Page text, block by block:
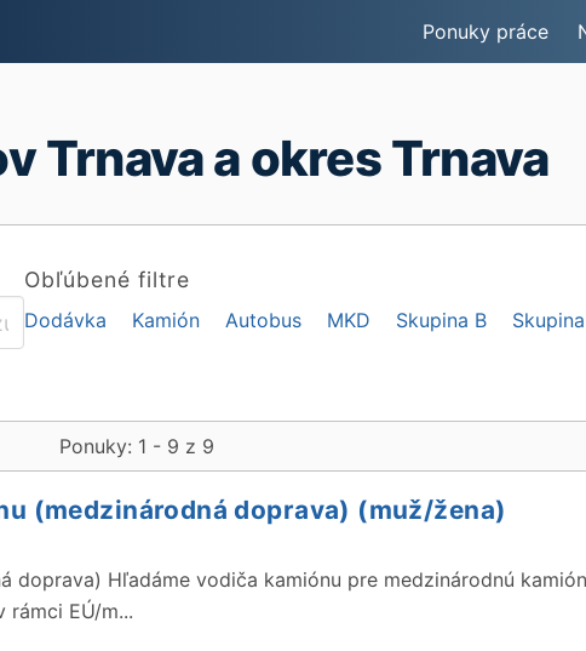
Ponuky práce
Trnava a okres Trnava
Obľúbené filtre
Dodávka Kamión Autobus MKD Skupina B
Ponuky: 1 - 9 z 9
(medzinárodná doprava) (muž/žena)
doprava) Hľadáme vodiča kamiónu pre medzinárodnú
EÚ/m...